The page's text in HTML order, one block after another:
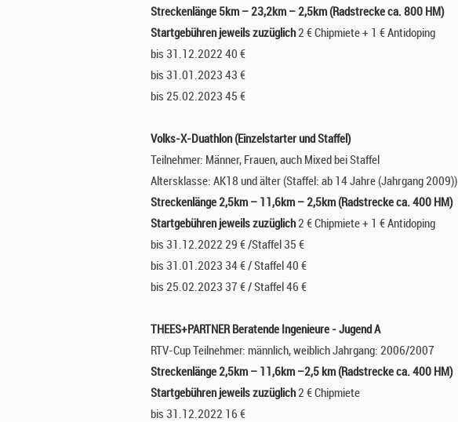
Streckenlänge 5km – 23,2km – 2,5km (Radstrecke ca. 800 HM)
Startgebühren jeweils zuzüglich2 € Chipmiete + 1 € Antidoping
bis 31.12.2022 40 €
bis 31.01.2023 43 €
bis 25.02.2023 45 €
Volks-X-Duathlon (Einzelstarter und Staffel)
Teilnehmer: Männer, Frauen, auch Mixed bei Staffel
Altersklasse: AK18 und älter (Staffel: ab 14 Jahre (Jahrgang 2009))
Streckenlänge 2,5km – 11,6km – 2,5km (Radstrecke ca. 400 HM)
Startgebühren jeweils zuzüglich2 € Chipmiete + 1 € Antidoping
bis 31.12.2022 29 € /Staffel 35 €
bis 31.01.2023 34 € / Staffel 40 €
bis 25.02.2023 37 € / Staffel 46 €
THEES+PARTNER Beratende Ingenieure - Jugend A
RTV-Cup Teilnehmer: männlich, weiblich Jahrgang: 2006/2007
Streckenlänge 2,5km – 11,6km –2,5 km (Radstrecke ca. 400 HM)
Startgebühren jeweils zuzüglich2 € Chipmiete
bis 31.12.2022 16 €